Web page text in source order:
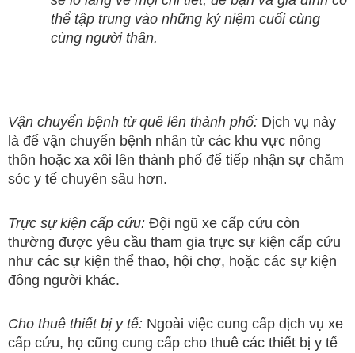
thể tập trung vào những kỷ niệm cuối cùng
cùng người thân.
Vận chuyển bệnh từ quê lên thành phố: Dịch vụ này
là để vận chuyển bệnh nhân từ các khu vực nông
thôn hoặc xa xôi lên thành phố để tiếp nhận sự chăm
sóc y tế chuyên sâu hơn.
Trực sự kiện cấp cứu: Đội ngũ xe cấp cứu còn
thường được yêu cầu tham gia trực sự kiện cấp cứu
như các sự kiện thể thao, hội chợ, hoặc các sự kiện
đông người khác.
Cho thuê thiết bị y tế: Ngoài việc cung cấp dịch vụ xe
cấp cứu, họ cũng cung cấp cho thuê các thiết bị y tế